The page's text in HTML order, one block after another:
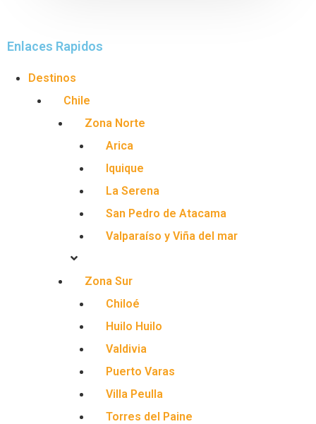
Enlaces Rapidos
Destinos
Chile
Zona Norte
Arica
Iquique
La Serena
San Pedro de Atacama
Valparaíso y Viña del mar
Zona Sur
Chiloé
Huilo Huilo
Valdivia
Puerto Varas
Villa Peulla
Torres del Paine